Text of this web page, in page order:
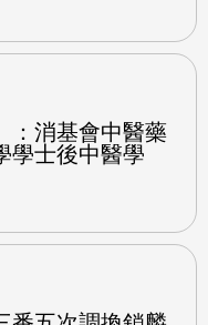
：消基會中醫藥
學士後中醫學